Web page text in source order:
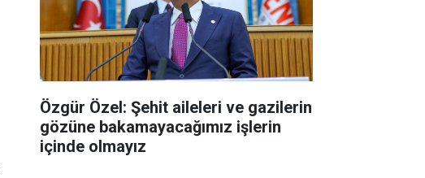
Özgür Özel: Şehit aileleri ve gazilerin
gözüne bakamayacağımız işlerin
içinde olmayız